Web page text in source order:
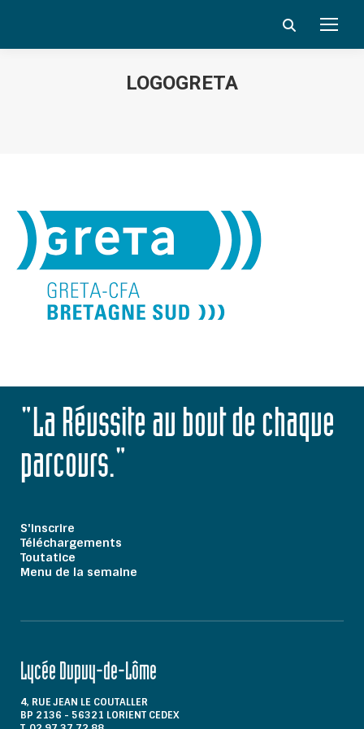
Search:
LOGOGRETA
"La Réussite au bout de chaque
parcours."
S'inscrire
Téléchargements
Toutatice
Menu de la semaine
Lycée Dupuy-de-Lôme
4, RUE JEAN LE COUTALLER
BP 2136 - 56321 LORIENT CEDEX